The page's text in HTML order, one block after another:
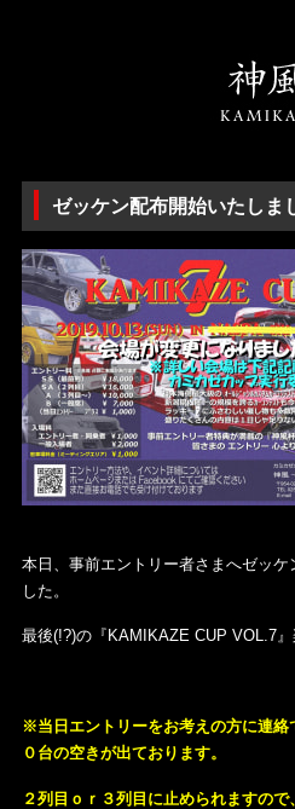
ゼッケン配布開始いたしま
本日、事前エントリー者さまへゼッケ
した。
最後(!?)の『KAMIKAZE CUP VOL.7』
※当日エントリーをお考えの方に連絡
０台の空きが出ております。
２列目ｏｒ３列目に止められますの